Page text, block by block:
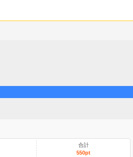
合計
550pt